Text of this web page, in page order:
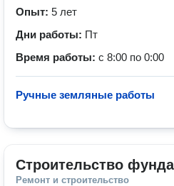
Опыт: 5 лет
Дни работы: Пт
Время работы: с 8:00 по 0:00
Ручные земляные работы
Строительство
Ремонт и строительство